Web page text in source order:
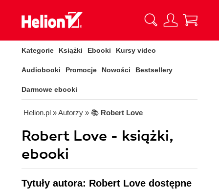
Kategorie Książki Ebooki Kursy video
Audiobooki Promocje Nowości Bestsellery
Darmowe ebooki
Helion.pl » Autorzy » 📚 Robert Love
Robert Love - książki,
ebooki
Tytuły autora: Robert Love dostępne